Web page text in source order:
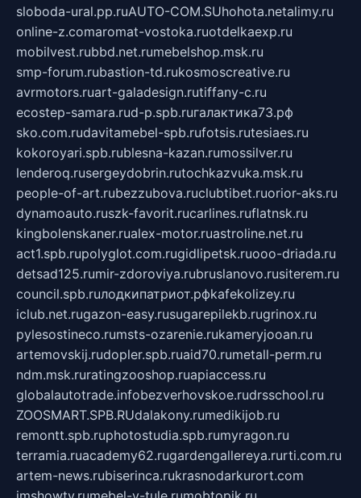
sloboda-ural.pp.ruAUTO-COM.SUhohota.netalimy.ru
online-z.comaromat-vostoka.ruotdelkaexp.ru
mobilvest.rubbd.net.rumebelshop.msk.ru
smp-forum.rubastion-td.rukosmoscreative.ru
avrmotors.ruart-galadesign.rutiffany-c.ru
ecostep-samara.rud-p.spb.ruгалактика73.рф
sko.com.rudavitamebel-spb.rufotsis.rutesiaes.ru
kokoroyari.spb.rublesna-kazan.rumossilver.ru
lenderoq.rusergeydobrin.rutochkazvuka.msk.ru
people-of-art.rubezzubova.ruclubtibet.ruorior-aks.ru
dynamoauto.ruszk-favorit.rucarlines.ruflatnsk.ru
kingbolenskaner.rualex-motor.ruastroline.net.ru
act1.spb.rupolyglot.com.rugidlipetsk.ruooo-driada.ru
detsad125.rumir-zdoroviya.rubruslanovo.rusiterem.ru
council.spb.ruлодкипатриот.рфkafekolizey.ru
iclub.net.rugazon-easy.rusugarepilekb.rugrinox.ru
pylesostineco.rumsts-ozarenie.rukameryjooan.ru
artemovskij.rudopler.spb.ruaid70.rumetall-perm.ru
ndm.msk.ruratingzooshop.ruapiaccess.ru
globalautotrade.infobezverhovskoe.rudrsschool.ru
ZOOSMART.SPB.RUdalakony.rumedikijob.ru
remontt.spb.ruphotostudia.spb.rumyragon.ru
terramia.ruacademy62.rugardengallereya.rurti.com.ru
artem-news.rubiserinca.rukrasnodarkurort.com